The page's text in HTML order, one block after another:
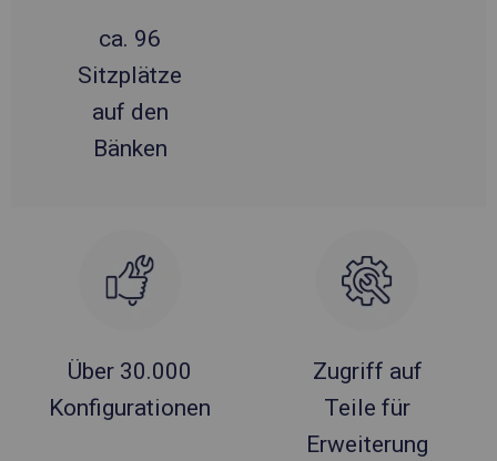
ca. 96
Sitzplätze
auf den
Bänken
Über 30.000
Konfigurationen
Zugriff auf
Teile für
Erweiterung